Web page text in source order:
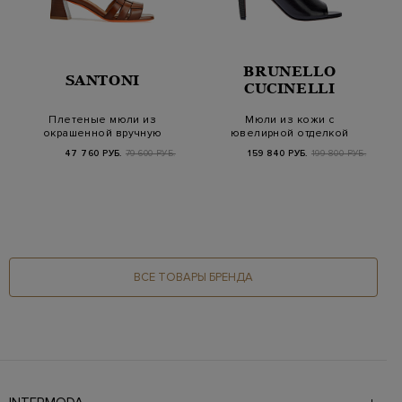
SANTONI
Плетеные мюли из
окрашенной вручную
47 760 РУБ. 79 600 РУБ.
BRUNELLO
CUCINELLI
Мюли из кожи с
ювелирной отделкой
159 840 РУБ. 199 800 РУБ.
ВСЕ ТОВАРЫ БРЕНДА